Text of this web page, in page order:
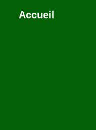
Accueil